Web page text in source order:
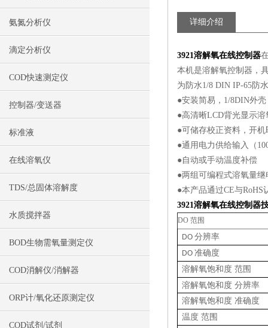
氨氮分析仪
滴定分析仪
COD快速测定仪
控制器/变送器
标准液
在线溶氧仪
TDS/总固体溶解度
水质搅拌器
BOD生物需氧量测定仪
COD消解仪/消解器
ORP计/氧化还原测定仪
COD试剂/试剂
详细介绍
3921溶解氧在线控制器
本机是溶解氧控制器，
为防水1/8 DIN IP-65防
●安装简易，1/8DIN外壳
●高清晰LCD背光显示溶
●可储存校正资料，开机
●通用电力供给输入（
●自动或手动温度补偿
●两组可编程式溶氧量继
●本产品通过CE与RoHS
3921溶解氧在线控制器
DO 范围
DO 分辨率
DO 准确度
溶解氧饱和度 范围
溶解氧饱和度 分辨率
溶解氧饱和度 准确度
温度 范围